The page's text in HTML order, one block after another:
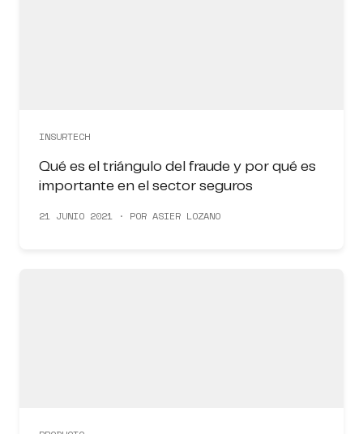
INSURTECH
Qué es el triángulo del fraude y por qué es
importante en el sector seguros
21 JUNIO 2021 · POR ASIER LOZANO